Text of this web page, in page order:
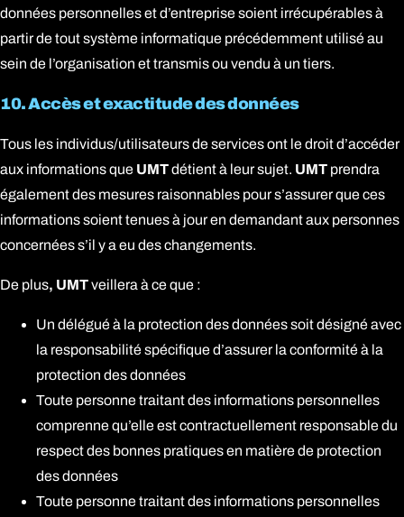
données personnelles et d’entreprise soient irrécupérables à
partir de tout système informatique précédemment utilisé au
sein de l’organisation et transmis ou vendu à un tiers.
10. Accès et exactitude des données
Tous les individus/utilisateurs de services ont le droit d’accéder
aux informations que UMTdétient à leur sujet. UMT prendra
également des mesures raisonnables pour s’assurer que ces
informations soient tenues à jour en demandant aux personnes
concernées s’il y a eu des changements.
De plus, UMTveillera à ce que :
Un délégué à la protection des données soit désigné avec
la responsabilité spécifique d’assurer la conformité à la
protection des données
Toute personne traitant des informations personnelles
comprenne qu’elle est contractuellement responsable du
respect des bonnes pratiques en matière de protection
des données
Toute personne traitant des informations personnelles